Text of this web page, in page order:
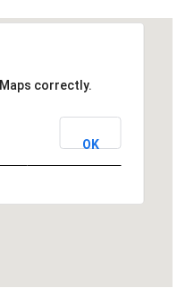
correctly.
OK